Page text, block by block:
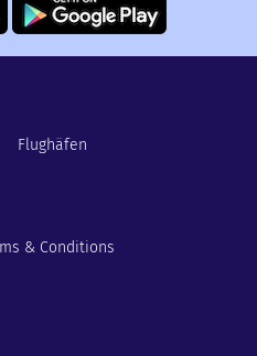
Flughäfen
& Conditions